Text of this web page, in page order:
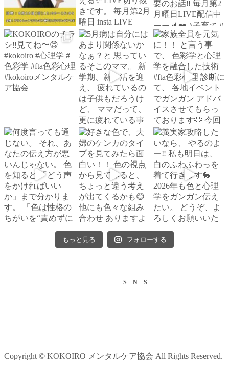
もっと見る フォローする
S N S
Copyright © KOKOIRO メンタルケア協会 All Rights Reserved.